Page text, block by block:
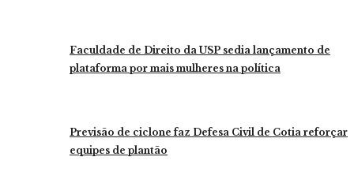
Faculdade de Direito da USP sedia lançamento de
plataforma por mais mulheres na política
Previsão de ciclone faz Defesa Civil de Cotia reforçar
equipes de plantão